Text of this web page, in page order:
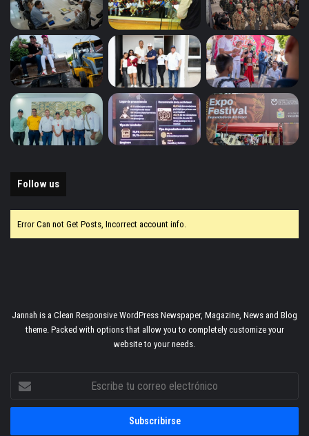
Follow us
Error Can not Get Posts, Incorrect account info.
Jannah is a Clean Responsive WordPress Newspaper, Magazine, News and Blog
theme. Packed with options that allow you to completely customize your
website to your needs.
correo